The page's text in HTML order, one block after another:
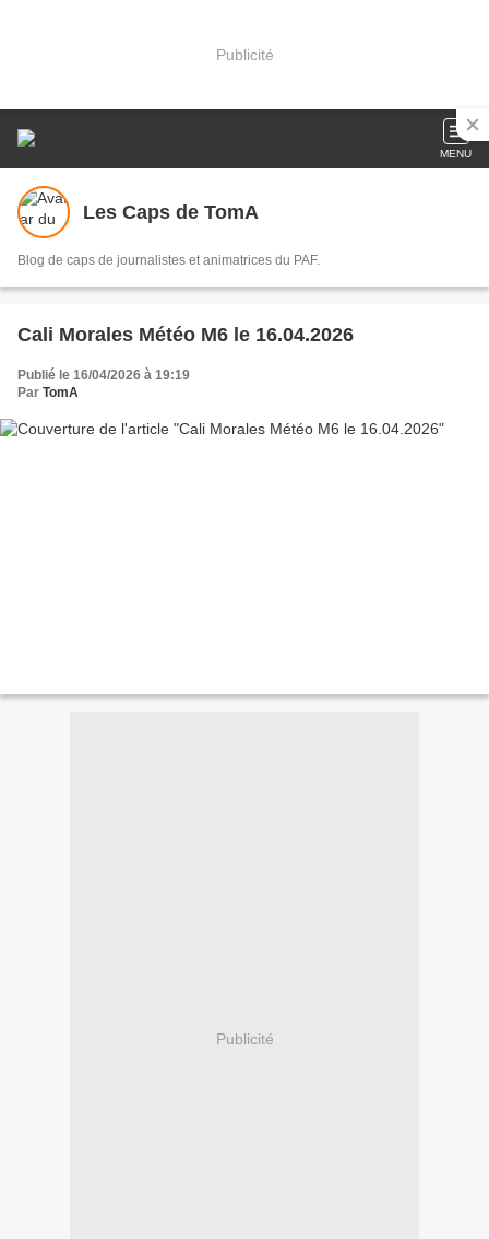
Publicité
MENU
Les Caps de TomA
Blog de caps de journalistes et animatrices du PAF.
Cali Morales Météo M6 le 16.04.2026
Publié le 16/04/2026 à 19:19
Par TomA
Publicité